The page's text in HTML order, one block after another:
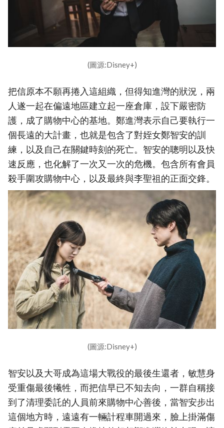
(圖源:Disney+)
把信原本不願再捲入這組織，但得知進灣的狀況，兩
人遂一起在偏遠地區建立起一座倉庫，設下嚴密防
護，成了購物中心的基地。鄭進灣表示自己要執行一
個長遠的大計畫，也就是包含了對姪女鄭智安的訓
練，以及自己在關鍵時刻的死亡。智安的聰明以及快
速反應，也化解了一次又一次的危機。包含所有會員
殺手圍攻購物中心，以及最終與李聖祖的正面交鋒。
(圖源:Disney+)
智安以及大哥成為這場大戰役的最後生還者，敏慧身
受重傷最後犧牲，而把信早已不知去向，一群自稱接
到了清理委託的人員前來購物中心善後，當智安步出
這個地方時，遠遠有一輛計程車開過來，臉上掛滿傷